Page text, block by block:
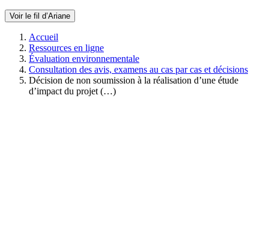
Voir le fil d’Ariane
Accueil
Ressources en ligne
Évaluation environnementale
Consultation des avis, examens au cas par cas et décisions
Décision de non soumission à la réalisation d’une étude
d’impact du projet (…)